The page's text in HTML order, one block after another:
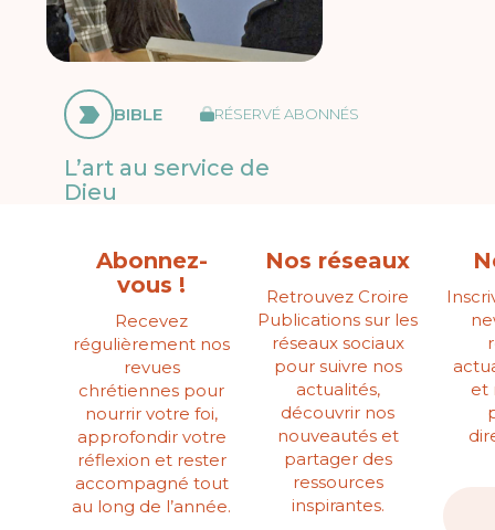
BIBLE RÉSERVÉ ABONNÉS
L’art au service de
Dieu
Abonnez-
vous !
Recevez
régulièrement nos
revues
chrétiennes pour
nourrir votre foi,
approfondir votre
réflexion et rester
accompagné tout
au long de l’année.
Nos réseaux
Retrouvez Croire
Publications sur les
réseaux sociaux
pour suivre nos
actualités,
découvrir nos
nouveautés et
partager des
ressources
inspirantes.
et